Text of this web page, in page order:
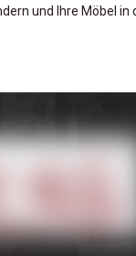
und Ihre Möbel
und Schimmel
aussieht.